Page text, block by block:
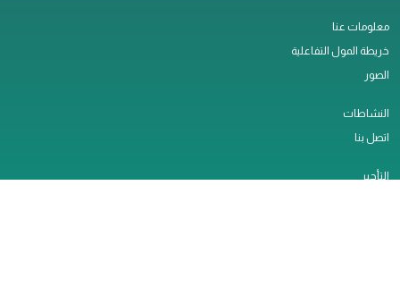
معلومات عنا
خريطة المول التفاعلية
الصور
النشاطات
اتصل بنا
التأجير